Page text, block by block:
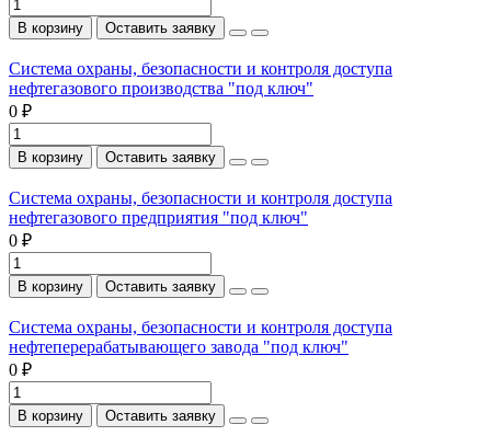
В корзину Оставить заявку
Система охраны, безопасности и контроля доступа
нефтегазового производства "под ключ"
0 ₽
В корзину Оставить заявку
Система охраны, безопасности и контроля доступа
нефтегазового предприятия "под ключ"
0 ₽
В корзину Оставить заявку
Система охраны, безопасности и контроля доступа
нефтеперерабатывающего завода "под ключ"
0 ₽
В корзину Оставить заявку